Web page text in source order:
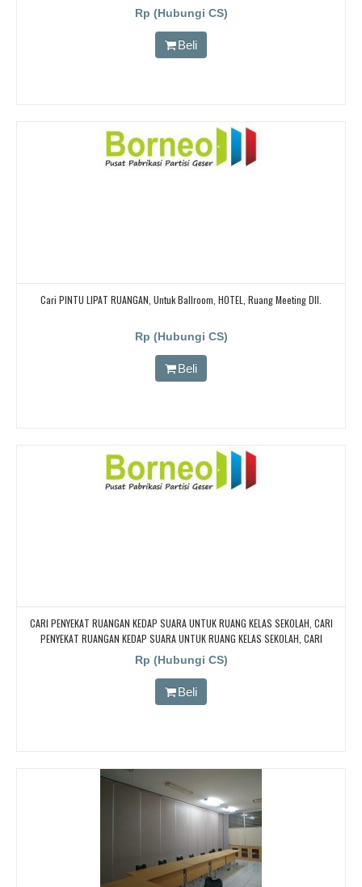
CARI PARTISI PENYEKAT RUANGAN KEDAP SUARA UNTUK RUANG KELAS KAMPUS,
CARI PARTISI PENYEKAT RUANGAN KEDAP SUARA UNTUK RUANG KELAS KAMPUS,
CARI PARTISI PENYEKAT RUANGAN KEDAP SUARA UNTUK RUANG KELAS KAMPUS
Rp (Hubungi CS)
Beli
Cari PINTU LIPAT RUANGAN, Untuk Ballroom, HOTEL, Ruang Meeting Dll.
Rp (Hubungi CS)
Beli
CARI PENYEKAT RUANGAN KEDAP SUARA UNTUK RUANG KELAS SEKOLAH, CARI
PENYEKAT RUANGAN KEDAP SUARA UNTUK RUANG KELAS SEKOLAH, CARI
PENYEKAT RUANGAN KEDAP SUARA UNTUK RUANG KELAS SEKOLAH, CARI
PENYEKAT RUANGAN KEDAP SUARA UNTUK RUANG KELAS SEKOLAH
Rp (Hubungi CS)
Beli